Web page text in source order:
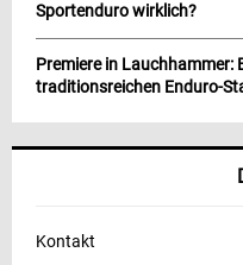
Sportenduro wirklich?
Premiere in Lauchhammer:
traditionsreichen Enduro-
Kontakt